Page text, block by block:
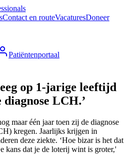
Contact en routeVacaturesDoneer
Patiëntenportaal
op 1-jarige leeftijd
diagnose LCH.’
maar één jaar toen zij de diagnose
kregen. Jaarlijks krijgen in
deze ziekte. ‘Hoe bizar is het dat
kans dat je de loterij wint is groter,'